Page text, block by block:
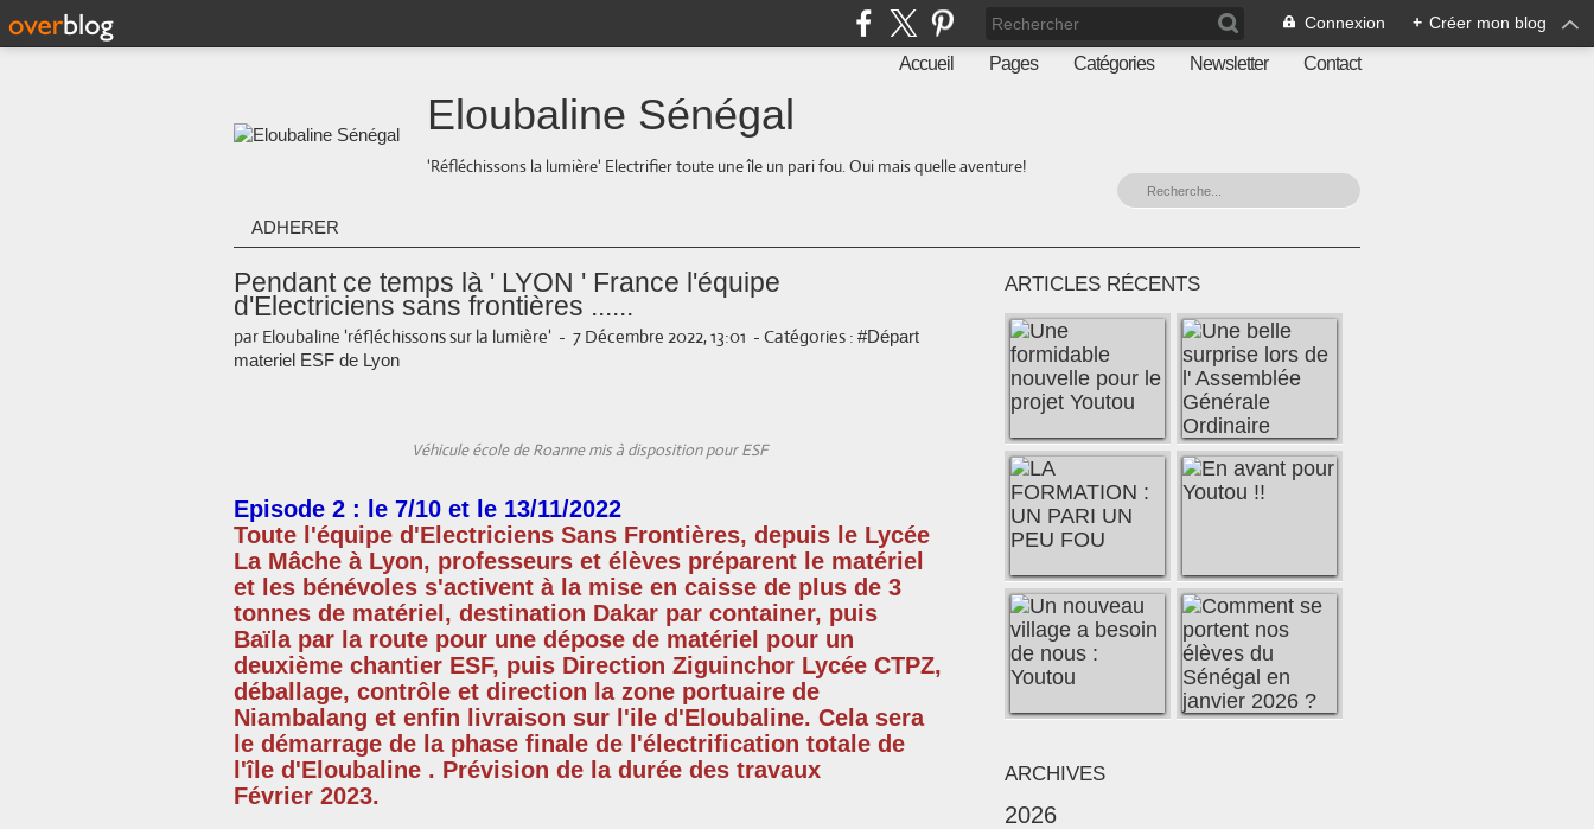
Connexion + Créer mon blog
Accueil Pages Catégories Newsletter Contact
Eloubaline Sénégal
'Réfléchissons la lumière' Electrifier toute une île un pari fou. Oui mais quelle aventure!
ADHERER
Pendant ce temps là ' LYON ' France l'équipe
d'Electriciens sans frontières ......
par Eloubaline 'réfléchissons sur la lumière' - 7 Décembre 2022, 13:01 - Catégories : #Départ
materiel ESF de Lyon
Véhicule école de Roanne mis à disposition pour ESF
Episode 2 : le 7/10 et le 13/11/2022
Toute l'équipe d'Electriciens Sans Frontières, depuis le Lycée
La Mâche à Lyon, professeurs et élèves préparent le matériel
et les bénévoles s'activent à la mise en caisse de plus de 3
tonnes de matériel, destination Dakar par container, puis
Baïla par la route pour une dépose de matériel pour un
deuxième chantier ESF, puis Direction Ziguinchor Lycée CTPZ,
déballage, contrôle et direction la zone portuaire de
Niambalang et enfin livraison sur l'ile d'Eloubaline. Cela sera
le démarrage de la phase finale de l'électrification totale de
l'île d'Eloubaline . Prévision de la durée des travaux
Février 2023.
ARTICLES RÉCENTS
ARCHIVES
2026